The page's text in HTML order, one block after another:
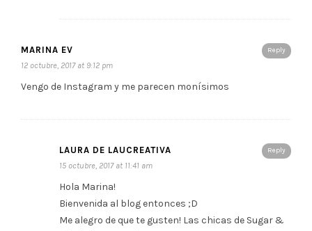
Reply
MARINA EV
12 octubre, 2017 at 9:12 pm
Vengo de Instagram y me parecen monísimos
Reply
LAURA DE LAUCREATIVA
15 octubre, 2017 at 11:41 am
Hola Marina!
Bienvenida al blog entonces ;D
Me alegro de que te gusten! Las chicas de Sugar &